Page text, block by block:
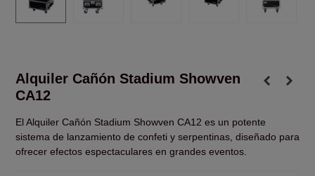
Alquiler Cañón Stadium Showven
CA12
El Alquiler Cañón Stadium Showven CA12 es un potente
sistema de lanzamiento de confeti y serpentinas, diseñado para
ofrecer efectos espectaculares en grandes eventos.